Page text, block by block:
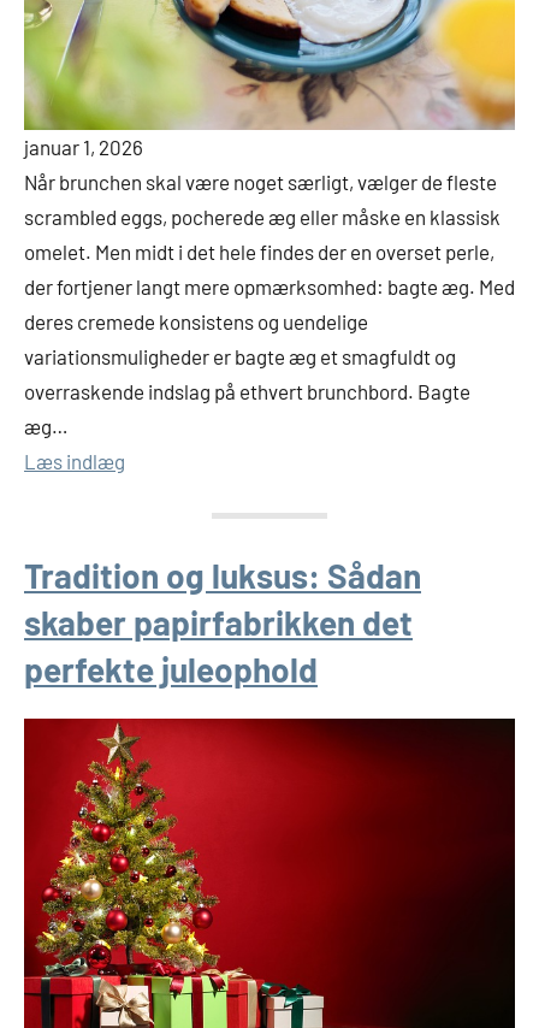
januar 1, 2026
Når brunchen skal være noget særligt, vælger de fleste
scrambled eggs, pocherede æg eller måske en klassisk
omelet. Men midt i det hele findes der en overset perle,
der fortjener langt mere opmærksomhed: bagte æg. Med
deres cremede konsistens og uendelige
variationsmuligheder er bagte æg et smagfuldt og
overraskende indslag på ethvert brunchbord. Bagte
æg…
Læs indlæg
Tradition og luksus: Sådan
skaber papirfabrikken det
perfekte juleophold